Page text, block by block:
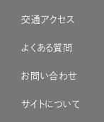
交通アクセス
よくある質問
お問い合わせ
サイトについて